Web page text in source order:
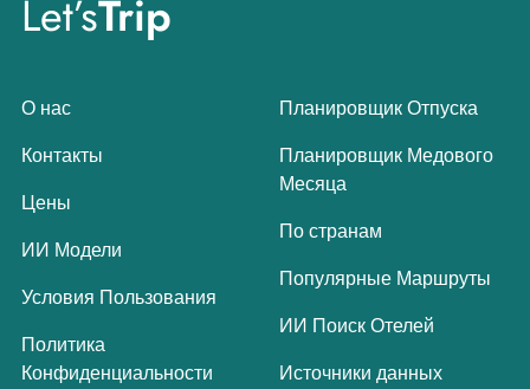
Let’sTrip
О нас
Контакты
Цены
ИИ Модели
Условия Пользования
Политика
Конфиденциальности
Планировщик Отпуска
Планировщик Медового
Месяца
По странам
Популярные Маршруты
ИИ Поиск Отелей
Источники данных